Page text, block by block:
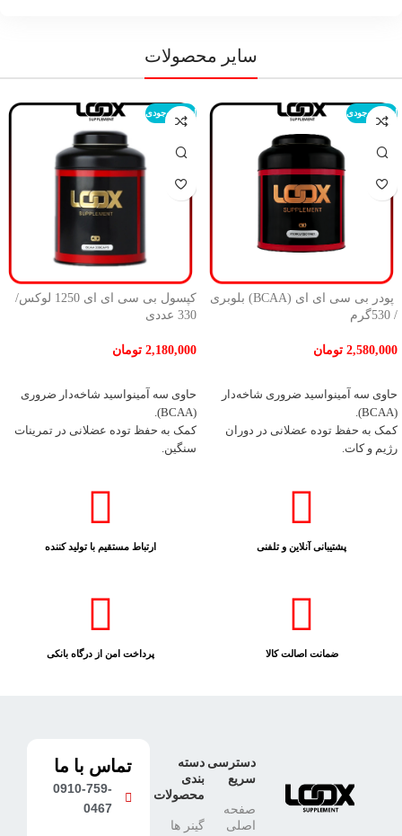
سایر محصولات
اتمام موجودی
پودر بی سی ای ای (BCAA) بلوبری
/ 530گرم
2,580,000 تومان
حاوی سه آمینواسید ضروری شاخه‌دار
(BCAA).
کمک به حفظ توده عضلانی در دوران
رژیم و کات.
کاهش احساس خستگی و درد عضلانی.
اتمام موجودی
کپسول بی‌ سی‌ ای‌ ای 1250 لوکس/
330 عددی
2,180,000 تومان
حاوی سه آمینواسید شاخه‌دار ضروری
(BCAA).
کمک به حفظ توده عضلانی در تمرینات
سنگین.
پشتیبانی آنلاین و تلفنی ارتباط مستقیم با تولید کننده
ضمانت اصالت کالا پرداخت امن از درگاه بانکی
دسترسی
سریع
صفحه
اصلی
دسته
بندی
محصولات
گینر ها
تماس با ما
0910-759-
0467